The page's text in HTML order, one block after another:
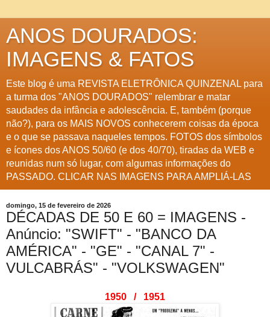
ANOS DOURADOS:
IMAGENS & FATOS
Este blog é uma REVISTA ELETRÔNICA QUINZENAL para
a turma dos "ANOS DOURADOS" relembrar e matar
saudades da infância e adolescência. E, também (porque
não?), para os MAIS NOVOS conhecerem coisas da época
e o que se passava naqueles tempos. FOTOS dos símbolos
e ícones dos ANOS 50/60 (e dos 40/70), tiradas da WEB e
reunidas num só lugar, com algumas informações do
PASSADO. CLICAR NAS IMAGENS PARA AMPLIÁ-LAS
domingo, 15 de fevereiro de 2026
DÉCADAS DE 50 E 60 = IMAGENS -
Anúncio: "SWIFT" - "BANCO DA
AMÉRICA" - "GE" - "CANAL 7" -
VULCABRÁS" - "VOLKSWAGEN"
1950 / 1951